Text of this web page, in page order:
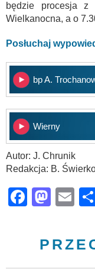
będzie procesja z
Wielkanocna, a o
Posłuchaj
bp A.
Wierny
Autor: J. Chrunik
Redakcja: B.